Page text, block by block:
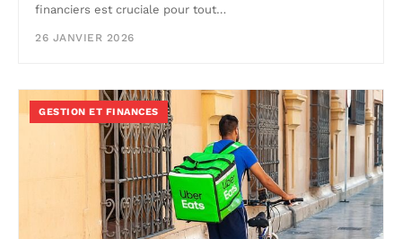
financiers est cruciale pour tout…
26 JANVIER 2026
GESTION ET FINANCES